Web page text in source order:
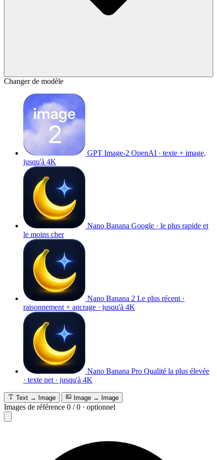
Changer de modèle
GPT Image-2 OpenAI · texte + image,
jusqu'à 4K
Nano Banana Google · le plus rapide et
le moins cher
Nano Banana 2 Le plus récent ·
raisonnement + ancrage · jusqu'à 4K
Nano Banana Pro Qualité la plus élevée
· texte net · jusqu'à 4K
Text → Image Image → Image
Images de référence 0 /0 · optionnel